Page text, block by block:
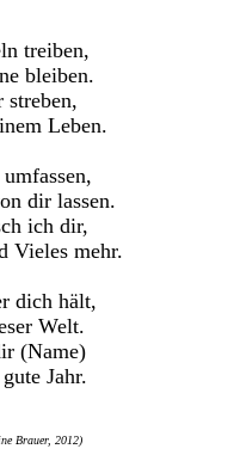
treiben,
bleiben.
streben,
Leben.
dir lassen.
ich dir,
Vieles mehr.
dich hält,
Welt.
(Name)
Jahr.
Brauer, 2012)